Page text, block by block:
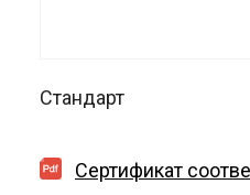
Стандарт
Сертификат